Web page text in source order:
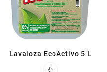
Lavaloza EcoActivo 5 L